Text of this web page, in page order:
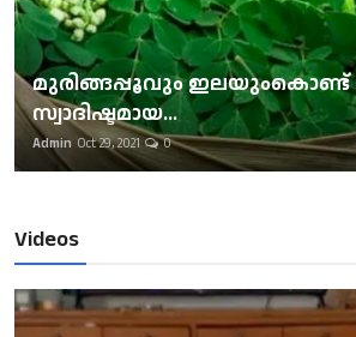
മുരിങ്ങപ്പൂവും ഇലയുംകൊണ്ട്
സ്വാദിഷ്ടമായ...
Admin Oct 29, 2021 0
Videos